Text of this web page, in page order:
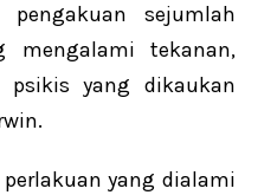
sejumlah
mengalami tekanan,
psikis yang dikaukan
yang dialami